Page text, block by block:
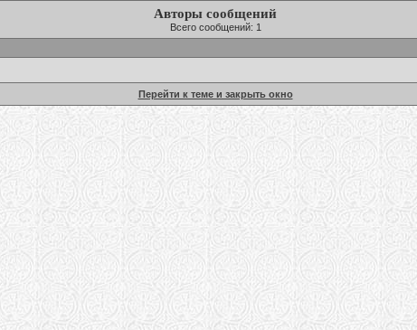
Авторы сообщений
Всего сообщений: 1
Перейти к теме и закрыть окно